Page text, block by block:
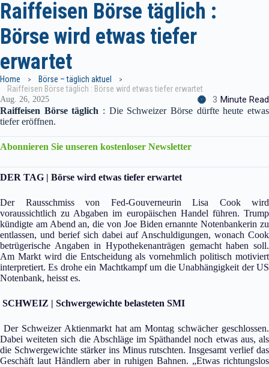
Raiffeisen Börse täglich :
Börse wird etwas tiefer
erwartet
Home
Börse – täglich aktuel
Raiffeisen Börse täglich : Börse wird etwas tiefer erwartet
Aug. 26, 2025 3 Minute Read
Raiffeisen Börse täglich : Die Schweizer Börse dürfte heute etwas
tiefer eröffnen.
Abonnieren Sie unseren kostenloser Newsletter
DER TAG | Börse wird etwas tiefer erwartet
Der Rausschmiss von Fed-Gouverneurin Lisa Cook wird
voraussichtlich zu Abgaben im europäischen Handel führen. Trump
kündigte am Abend an, die von Joe Biden ernannte Notenbankerin zu
entlassen, und berief sich dabei auf Anschuldigungen, wonach Cook
betrügerische Angaben in Hypothekenanträgen gemacht haben soll.
Am Markt wird die Entscheidung als vornehmlich politisch motiviert
interpretiert. Es drohe ein Machtkampf um die Unabhängigkeit der US
Notenbank, heisst es.
SCHWEIZ | Schwergewichte belasteten SMI
Der Schweizer Aktienmarkt hat am Montag schwächer geschlossen.
Dabei weiteten sich die Abschläge im Späthandel noch etwas aus, als
die Schwergewichte stärker ins Minus rutschten. Insgesamt verlief das
Geschäft laut Händlern aber in ruhigen Bahnen. „Etwas richtungslos